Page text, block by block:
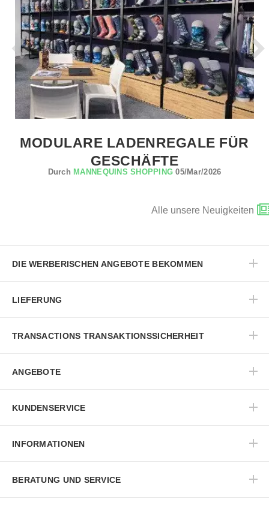
MODULARE LADENREGALE FÜR
GESCHÄFTE
Durch MANNEQUINS SHOPPING 05/Mar/2026
Alle unsere Neuigkeiten
DIE WERBERISCHEN ANGEBOTE BEKOMMEN
LIEFERUNG
TRANSACTIONS TRANSAKTIONSSICHERHEIT
ANGEBOTE
KUNDENSERVICE
INFORMATIONEN
BERATUNG UND SERVICE